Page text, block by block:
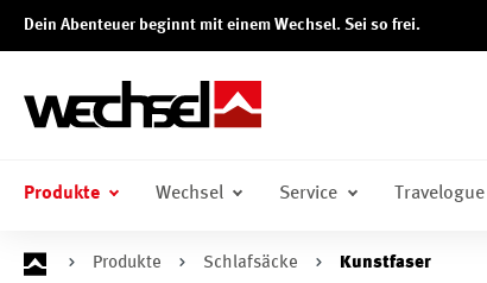
Zur Hauptnavigation springen
Dein Abenteuer beginnt mit einem Wechsel. Sei so frei.
Produkte Wechsel Service Travelogue
Produkte Schlafsäcke Kunstfaser